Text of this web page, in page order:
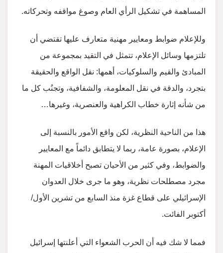
المساهمة في تشكيل الرأي العام وصوغ مواقفه وتحركاته.
وللإعلام ضوابط ومعايير مهنية متعارف عليها تقتضي أن
تلتزمها وسائل الإعلام، تتمثل في التقيد بمجموعة من
المبادئ والقيم والسلوكيات، أهمها: نقل الواقع والحقيقة
بتجرد، والدقة في نقل المعلومة، والشفافية، وتجنُب كل ما
من شأنه إثارة خطاب الكراهية والعنصرية، وغيرها…
هذا من الناحية النظرية، لكن واقع الأمور بالنسبة إلى
الإعلام، بصورة عامة، ربما لا يتطابق دائماً مع المعايير
والضوابط، وفي كثير من الأحيان تصبح أخلاقيات المهنة
مجرد مصطلحات نظرية، وهو ما جرى خلال العدوان
الإسرائيلي على قطاع غزة منذ السابع من تشرين الأول/
أكتوبر الفائت.
فمما لا شك فيه أن الحرب الشعواء التي أعلنتها إسرائيل